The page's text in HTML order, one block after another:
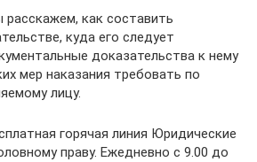
как составить
куда его следует
доказательства к нему
мер наказания требовать по
лицу.
горячая линия Юридические
праву. Ежедневно с 9.00 до